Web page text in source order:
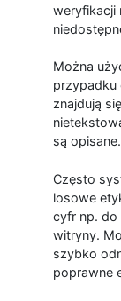
weryfikacji
Można
przypadku
znajdują
są opisane.
Często
losowe
cyfr np.
witryny.
szybko
poprawne